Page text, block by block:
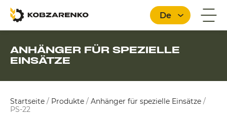
De
ANHÄNGER FÜR SPEZIELLE
EINSÄTZE
Startseite / Produkte / Anhänger für spezielle Einsätze /
PS-22